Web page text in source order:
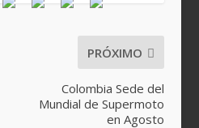
PRÓXIMO
Colombia Sede del
Mundial de Supermoto
en Agosto